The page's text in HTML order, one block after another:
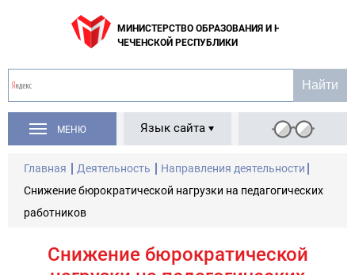
МИНИСТЕРСТВО ОБРАЗОВАНИЯ И НАУКИ
ЧЕЧЕНСКОЙ РЕСПУБЛИКИ
МЕНЮ Язык сайта
Главная Деятельность
Направления деятельности
Снижение бюрократической нагрузки на педагогических
работников
Снижение бюрократической